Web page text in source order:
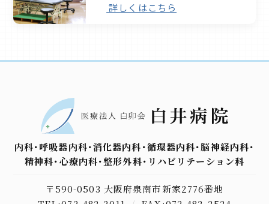
2020.06.05 パーキンの集い
パーキンの集い 第4回 ～非薬物療法・リハビリ～ ＆ サロンマリーゴールドのご紹介 ※動画にてご視聴していただけます。
詳しくはこちら
内科･呼吸器内科･消化器内科･循環器内科･脳神経内科･
精神科･心療内科･整形外科･リハビリテーション科
〒590-0503 大阪府泉南市新家2776番地